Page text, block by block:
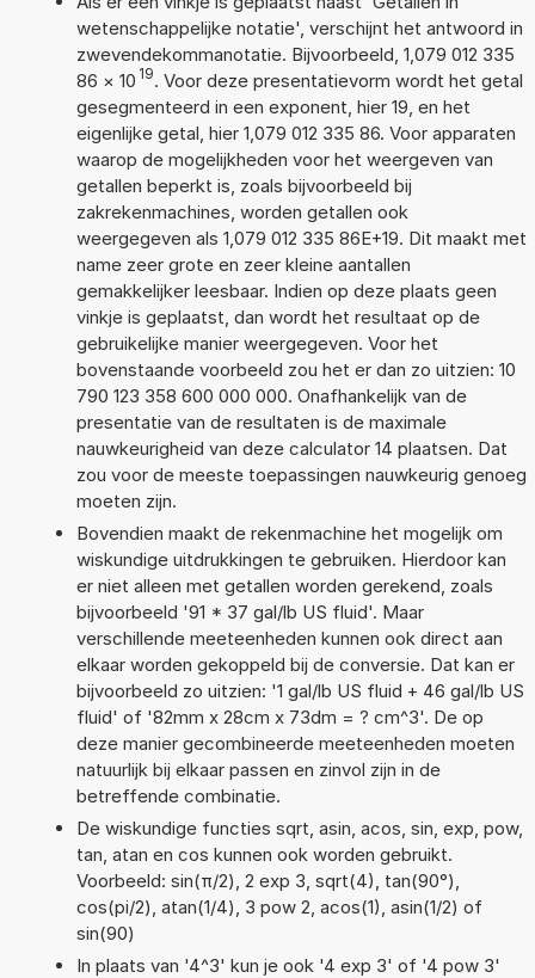
wetenschappelijke notatie', verschijnt het antwoord in
zwevendekommanotatie. Bijvoorbeeld, 1,079 012 335
86 × 10 19. Voor deze presentatievorm wordt het getal
gesegmenteerd in een exponent, hier 19, en het
eigenlijke getal, hier 1,079 012 335 86. Voor apparaten
waarop de mogelijkheden voor het weergeven van
getallen beperkt is, zoals bijvoorbeeld bij
zakrekenmachines, worden getallen ook
weergegeven als 1,079 012 335 86E+19. Dit maakt met
name zeer grote en zeer kleine aantallen
gemakkelijker leesbaar. Indien op deze plaats geen
vinkje is geplaatst, dan wordt het resultaat op de
gebruikelijke manier weergegeven. Voor het
bovenstaande voorbeeld zou het er dan zo uitzien: 10
790 123 358 600 000 000. Onafhankelijk van de
presentatie van de resultaten is de maximale
nauwkeurigheid van deze calculator 14 plaatsen. Dat
zou voor de meeste toepassingen nauwkeurig genoeg
moeten zijn.
Bovendien maakt de rekenmachine het mogelijk om
wiskundige uitdrukkingen te gebruiken. Hierdoor kan
er niet alleen met getallen worden gerekend, zoals
bijvoorbeeld '91 * 37 gal/lb US fluid'. Maar
verschillende meeteenheden kunnen ook direct aan
elkaar worden gekoppeld bij de conversie. Dat kan er
bijvoorbeeld zo uitzien: '1 gal/lb US fluid + 46 gal/lb US
fluid' of '82mm x 28cm x 73dm = ? cm^3'. De op
deze manier gecombineerde meeteenheden moeten
natuurlijk bij elkaar passen en zinvol zijn in de
betreffende combinatie.
De wiskundige functies sqrt, asin, acos, sin, exp, pow,
tan, atan en cos kunnen ook worden gebruikt.
Voorbeeld: sin(π/2), 2 exp 3, sqrt(4), tan(90°),
cos(pi/2), atan(1/4), 3 pow 2, acos(1), asin(1/2) of
sin(90)
In plaats van '4^3' kun je ook '4 exp 3' of '4 pow 3'